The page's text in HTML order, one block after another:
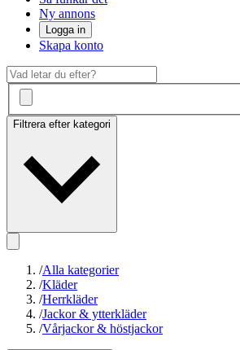
Ny annons
Logga in
Skapa konto
Filtrera efter kategori
/Alla kategorier
/Kläder
/Herrkläder
/Jackor & ytterkläder
/Vårjackor & höstjackor